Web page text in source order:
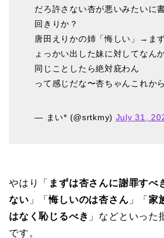
だろ許さない杏が悪いみたいに
回きりか？
唐田えりかの姉「悔しい」→ま
ょっかい出した妹に対してなん
同じことしたら絶対庇わん
って感じだな〜杏ちゃんこれか
— まい* (@srtkmy) July 31,
やはり「 まずは杏さんに謝罪すべ
ない 」「悔しいのは杏さん 」「家
はなく恥じるべき 」などといった
です。